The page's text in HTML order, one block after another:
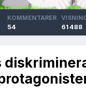
KOMMENTARER
54 61 488